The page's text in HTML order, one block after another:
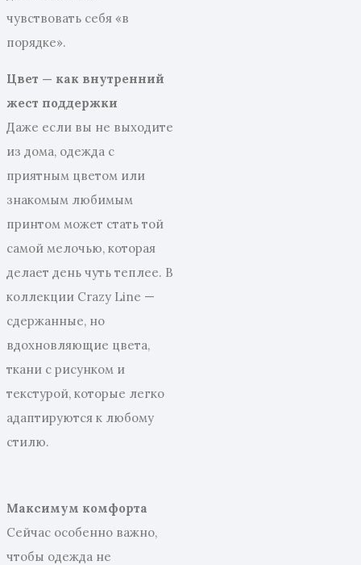
чувствовать себя «в
порядке».
Цвет — как внутренний
жест поддержки
Даже если вы не выходите
из дома, одежда с
приятным цветом или
знакомым любимым
принтом может стать той
самой мелочью, которая
делает день чуть теплее. В
коллекции Crazy Line —
сдержанные, но
вдохновляющие цвета,
ткани с рисунком и
текстурой, которые легко
адаптируются к любому
стилю.
Максимум комфорта
Сейчас особенно важно,
чтобы одежда не